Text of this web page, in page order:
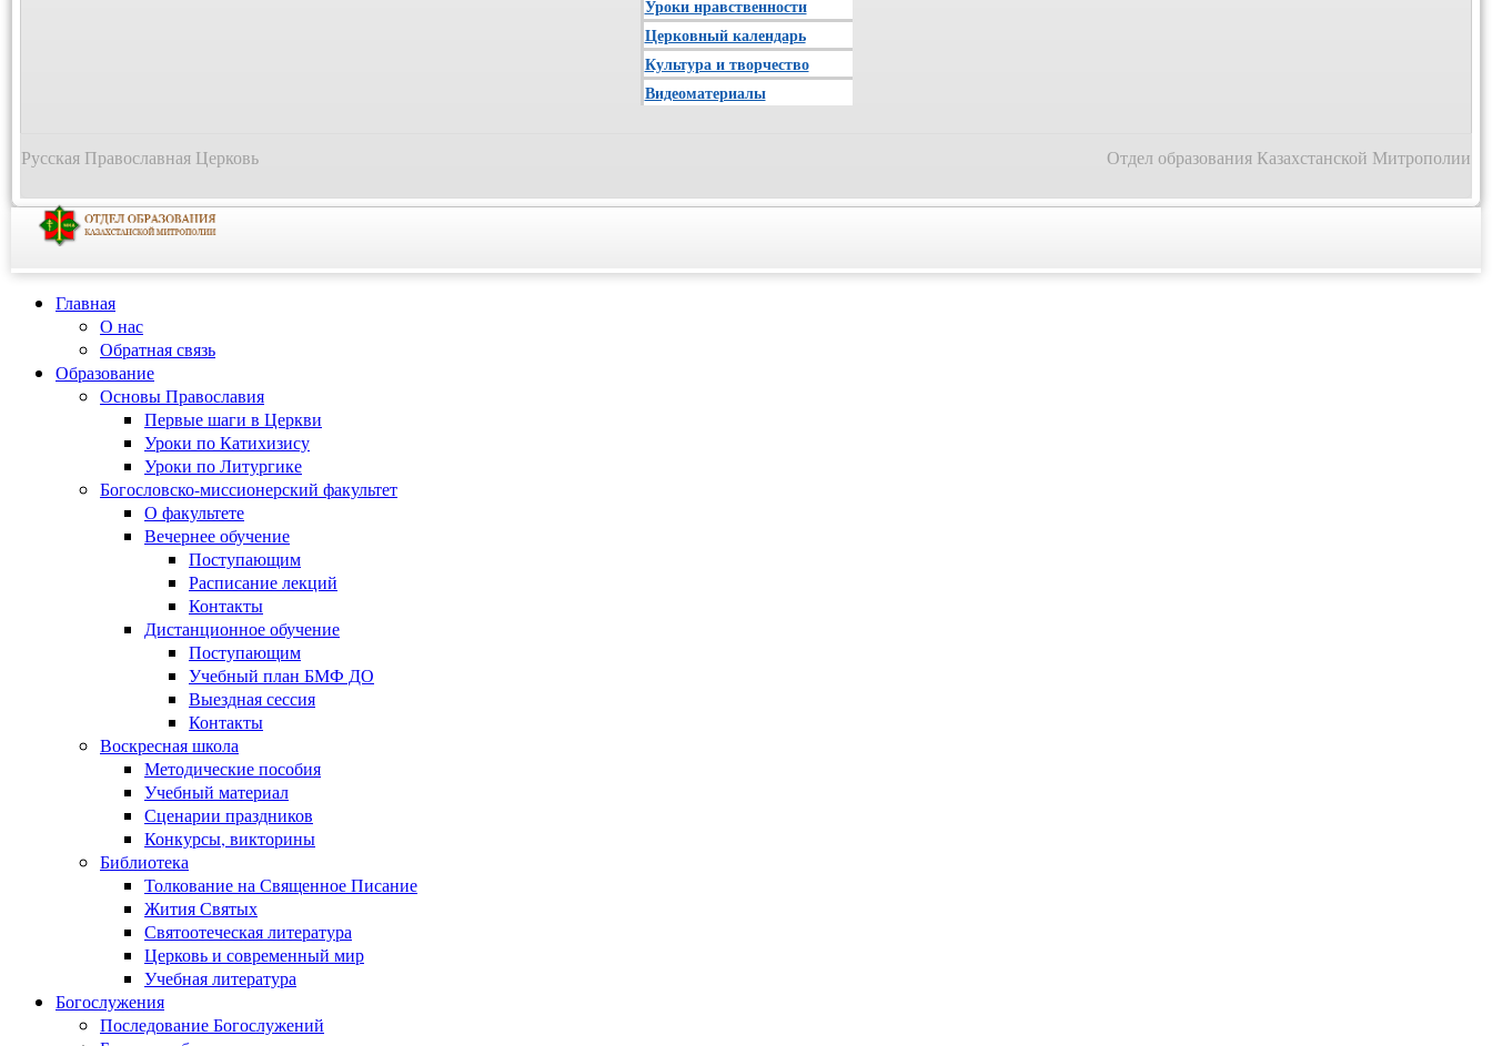
Уроки нравственности
Церковный календарь
Культура и творчество
Видеоматериалы
Русская Православная Церковь Отдел образования Казахстанской Митрополии
Главная
О нас
Обратная связь
Образование
Основы Православия
Первые шаги в Церкви
Уроки по Катихизису
Уроки по Литургике
Богословско-миссионерский факультет
О факультете
Вечернее обучение
Поступающим
Расписание лекций
Контакты
Дистанционное обучение
Поступающим
Учебный план БМФ ДО
Выездная сессия
Контакты
Воскресная школа
Методические пособия
Учебный материал
Сценарии праздников
Конкурсы, викторины
Библиотека
Толкование на Священное Писание
Жития Святых
Святоотеческая литература
Церковь и современный мир
Учебная литература
Богослужения
Последование Богослужений